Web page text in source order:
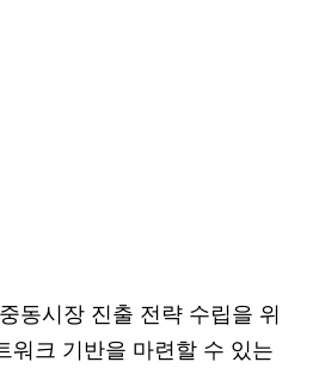
동시장 진출 전략 수립을 위
워크 기반을 마련할 수 있는